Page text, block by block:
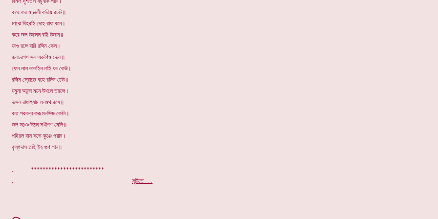
করে কর মণ্ডলী করিএ রচনি॥
মাঝে বিহরহি দোহ রাধা কান।
করে জল উছলল বহি উজান॥
ফাগু রঙ্গে বারি রঙ্গিম কেল।
জলচরগণ সব অরুণিম ভেল॥
ফেন লাল লালহিন নাহি যব কেউ।
রঙ্গিম স্রোতে বহে রঙ্গিম ঢেউ॥
যমুনা আনন্দ মনে উথলে তরঙ্গে।
ভসল রাধাশ্যাম মনমথ রঙ্গে॥
কত পরবন্ধ করূ মনসিজ কেলি।
জল সঞে উঠল সখীগণ মেলি॥
পহিরল বাস সভে কুঞ্জে পয়ান।
কৃষ্ণদাস তহি ইহ গুণ গান॥
. *************************
. সূচীতে . . .